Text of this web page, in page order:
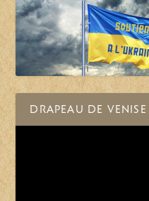
DRAPEAU DE VENISE